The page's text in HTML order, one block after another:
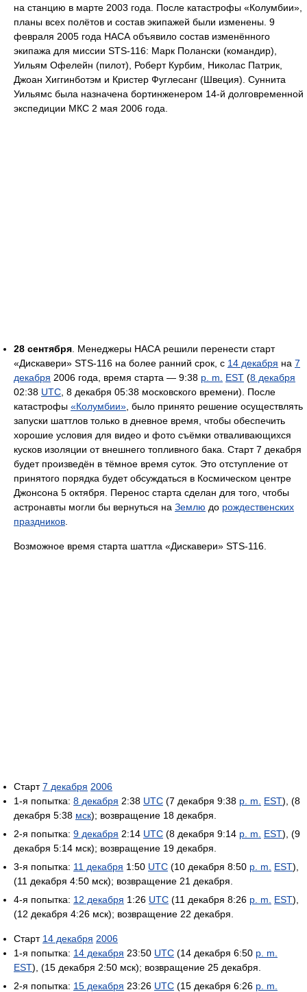
на станцию в марте 2003 года. После катастрофы «Колумбии»,
планы всех полётов и состав экипажей были изменены. 9
февраля 2005 года НАСА объявило состав изменённого
экипажа для миссии STS-116: Марк Полански (командир),
Уильям Офелейн (пилот), Роберт Курбим, Николас Патрик,
Джоан Хиггинботэм и Кристер Фуглесанг (Швеция). Суннита
Уильямс была назначена бортинженером 14-й долговременной
экспедиции МКС 2 мая 2006 года.
28 сентября . Менеджеры НАСА решили перенести старт
«Дискавери» STS-116 на более ранний срок, с 14 декабря на 7
декабря 2006 года, время старта — 9:38 p. m. EST (8 декабря
02:38 UTC , 8 декабря 05:38 московского времени). После
катастрофы «Колумбии» , было принято решение осуществлять
запуски шаттлов только в дневное время, чтобы обеспечить
хорошие условия для видео и фото съёмки отваливающихся
кусков изоляции от внешнего топливного бака. Старт 7 декабря
будет произведён в тёмное время суток. Это отступление от
принятого порядка будет обсуждаться в Космическом центре
Джонсона 5 октября. Перенос старта сделан для того, чтобы
астронавты могли бы вернуться на Землю до рождественских
праздников
Возможное время старта шаттла «Дискавери» STS-116.
Старт7 декабря 2006
1-я попытка: 8 декабря 2:38 UTC (7 декабря 9:38 p. m. EST), (8
декабря 5:38 мск); возвращение 18 декабря.
2-я попытка: 9 декабря 2:14 UTC (8 декабря 9:14 p. m. EST), (9
декабря 5:14 мск); возвращение 19 декабря.
3-я попытка: 11 декабря 1:50 UTC (10 декабря 8:50 p. m. EST),
(11 декабря 4:50 мск); возвращение 21 декабря.
4-я попытка: 12 декабря 1:26 UTC (11 декабря 8:26 p. m. EST),
(12 декабря 4:26 мск); возвращение 22 декабря.
Старт 14 декабря 2006
1-я попытка: 14 декабря 23:50 UTC (14 декабря 6:50 p. m.
EST), (15 декабря 2:50 мск); возвращение 25 декабря.
2-я попытка: 15 декабря 23:26 UTC (15 декабря 6:26 p. m.